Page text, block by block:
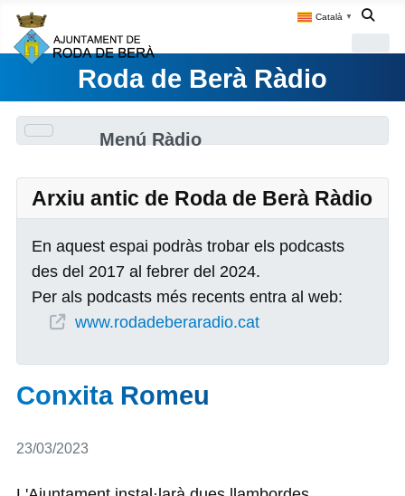
Català ▼
Roda de Berà Ràdio
Menú Ràdio
Arxiu antic de Roda de Berà Ràdio
En aquest espai podràs trobar els podcasts
des del 2017 al febrer del 2024.
Per als podcasts més recents entra al web:
www.rodadeberaradio.cat
Conxita Romeu
Detalls
23/03/2023